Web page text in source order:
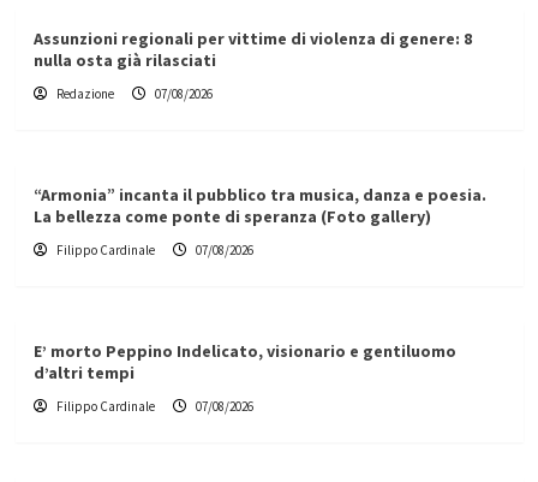
Assunzioni regionali per vittime di violenza di genere: 8
nulla osta già rilasciati
Redazione 07/08/2026
“Armonia” incanta il pubblico tra musica, danza e poesia.
La bellezza come ponte di speranza (Foto gallery)
Filippo Cardinale 07/08/2026
E’ morto Peppino Indelicato, visionario e gentiluomo
d’altri tempi
Filippo Cardinale 07/08/2026